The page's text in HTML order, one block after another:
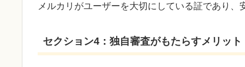
メルカリがユーザーを大切にしている証であり、
セクション4：独自審査がもたらすメリット